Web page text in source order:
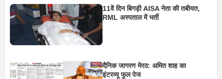
11वें दिन बिगड़ी AISA नेता की तबीयत,
RML अस्पताल में भर्ती
दैनिक जागरण मेरठ: अमित शाह का
इंटरव्यू फुल पेज